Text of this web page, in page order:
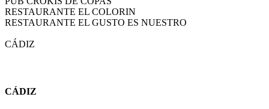
RESTAURANTE EL COLORIN
RESTAURANTE EL GUSTO ES NUESTRO
CÁDIZ
CÁDIZ